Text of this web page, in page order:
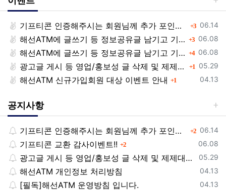
등록일
06.14
기프티콘 인증해주시는 회원님께 추가 포인트 쏩니다!! 3댓글
등록일
06.08
해선ATM에 글쓰기 등 정보공유글 남기고 기프티콘 받자! 3댓글
등록일
06.08
해선ATM에 글쓰기 등 정보공유글 남기고 기프티콘 받자! 4댓글
등록일
05.29
광고글 게시 등 영업/홍보성 글 삭제 및 제제대상입니다. 1댓글
등록일
04.13
해선ATM 신규가입회원 대상 이벤트 안내 1
공지사항
등록일
06.14
기프티콘 인증해주시는 회원님께 추가 포인트 쏩니다!! 2댓글
등록일
06.08
기프티콘 교환 감사이벤트!! 2댓글
등록일
05.29
광고글 게시 등 영업/홍보성 글 삭제 및 제제대상입니다.
등록일
04.13
해선ATM 개인정보 처리방침
등록일
04.13
[필독]해선ATM 운영방침 입니다.